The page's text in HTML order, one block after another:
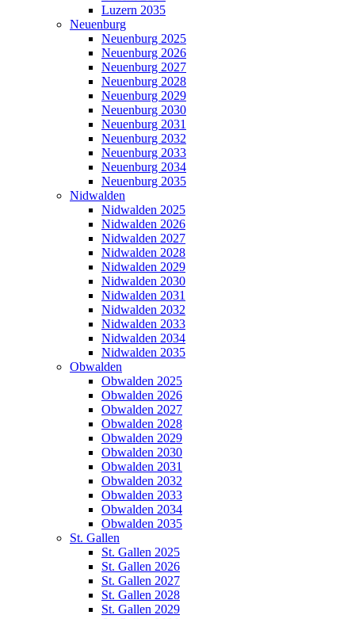
Luzern 2035
Neuenburg
Neuenburg 2025
Neuenburg 2026
Neuenburg 2027
Neuenburg 2028
Neuenburg 2029
Neuenburg 2030
Neuenburg 2031
Neuenburg 2032
Neuenburg 2033
Neuenburg 2034
Neuenburg 2035
Nidwalden
Nidwalden 2025
Nidwalden 2026
Nidwalden 2027
Nidwalden 2028
Nidwalden 2029
Nidwalden 2030
Nidwalden 2031
Nidwalden 2032
Nidwalden 2033
Nidwalden 2034
Nidwalden 2035
Obwalden
Obwalden 2025
Obwalden 2026
Obwalden 2027
Obwalden 2028
Obwalden 2029
Obwalden 2030
Obwalden 2031
Obwalden 2032
Obwalden 2033
Obwalden 2034
Obwalden 2035
St. Gallen
St. Gallen 2025
St. Gallen 2026
St. Gallen 2027
St. Gallen 2028
St. Gallen 2029